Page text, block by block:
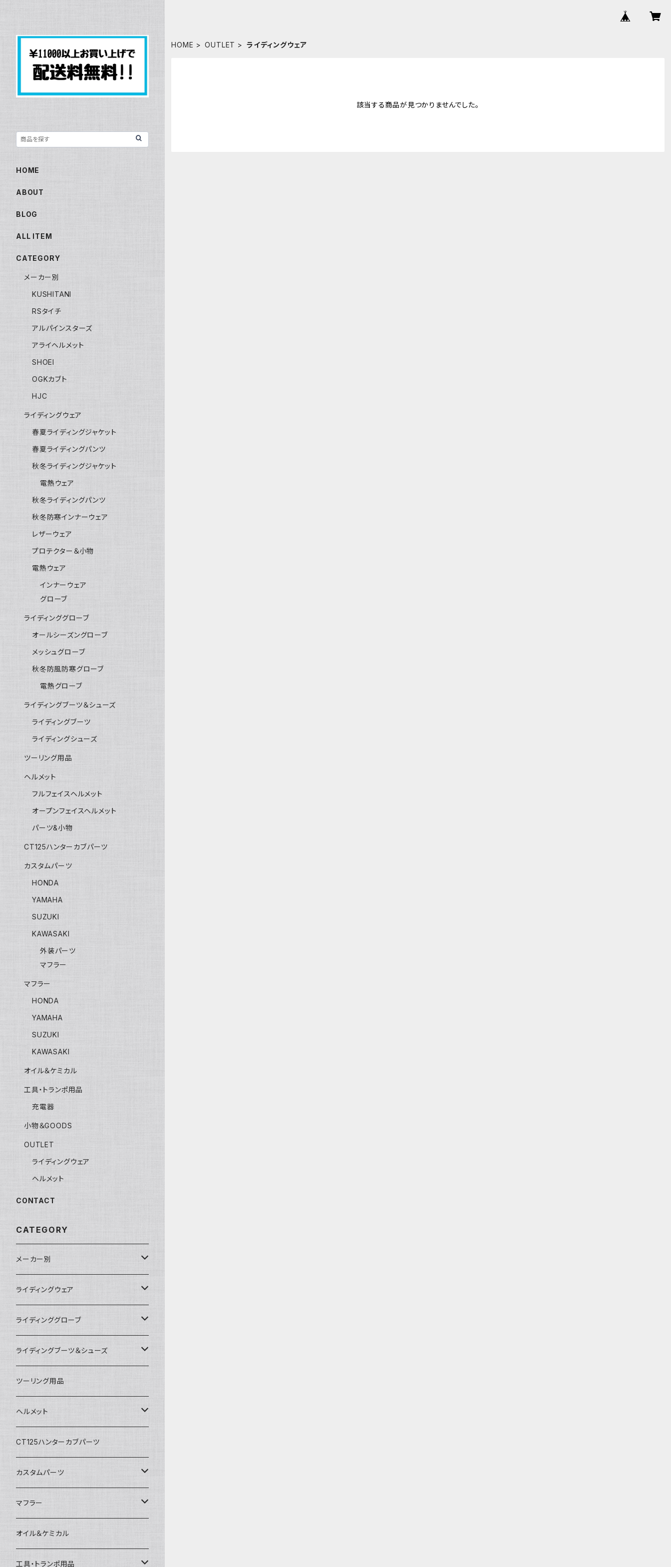
HOME OUTLET ライディングウェア
該当する商品が見つかりませんでした。
HOME
ABOUT
BLOG
ALL ITEM
CATEGORY
メーカー別
KUSHITANI
RSタイチ
アルパインスターズ
アライヘルメット
SHOEI
OGKカブト
HJC
ライディングウェア
春夏ライディングジャケット
春夏ライディングパンツ
秋冬ライディングジャケット
電熱ウェア
秋冬ライディングパンツ
秋冬防寒インナーウェア
レザーウェア
プロテクター＆小物
電熱ウェア
インナーウェア
グローブ
ライディンググローブ
オールシーズングローブ
メッシュグローブ
秋冬防風防寒グローブ
電熱グローブ
ライディングブーツ＆シューズ
ライディングブーツ
ライディングシューズ
ツーリング用品
ヘルメット
フルフェイスヘルメット
オープンフェイスヘルメット
パーツ&小物
CT125ハンターカブパーツ
カスタムパーツ
HONDA
YAMAHA
SUZUKI
KAWASAKI
外装パーツ
マフラー
マフラー
HONDA
YAMAHA
SUZUKI
KAWASAKI
オイル＆ケミカル
工具・トランポ用品
充電器
小物＆GOODS
OUTLET
ライディングウェア
ヘルメット
CONTACT
CATEGORY
メーカー別
KUSHITANI
RSタイチ
アルパインスターズ
アライヘルメット
SHOEI
OGKカブト
HJC
ライディングウェア
春夏ライディングジャケット
春夏ライディングパンツ
秋冬ライディングジャケット
電熱ウェア
秋冬ライディングパンツ
秋冬防寒インナーウェア
レザーウェア
プロテクター＆小物
電熱ウェア
インナーウェア
ライディンググローブ
オールシーズングローブ
メッシュグローブ
秋冬防風防寒グローブ
電熱グローブ
ライディングブーツ＆シューズ
ライディングブーツ
ライディングシューズ
ツーリング用品
ヘルメット
フルフェイスヘルメット
オープンフェイスヘルメット
パーツ&小物
CT125ハンターカブパーツ
カスタムパーツ
HONDA
YAMAHA
SUZUKI
マフラー
HONDA
YAMAHA
オイル＆ケミカル
工具・トランポ用品